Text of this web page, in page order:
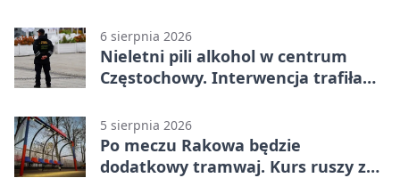
6 sierpnia 2026
Nieletni pili alkohol w centrum
Częstochowy. Interwencja trafiła
5 sierpnia 2026
Po meczu Rakowa będzie
dodatkowy tramwaj. Kurs ruszy ze